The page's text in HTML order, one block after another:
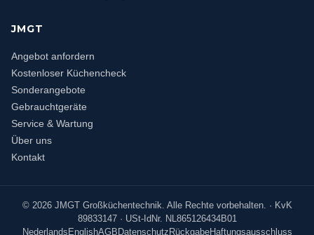
JMGT
Angebot anfordern
Kostenloser Küchencheck
Sonderangebote
Gebrauchtgeräte
Service & Wartung
Über uns
Kontakt
© 2026JMGT Großküchentechnik. Alle Rechte vorbehalten. · KvK
89833147 · USt-IdNr. NL865126434B01
Nederlands EnglishAGB Datenschutz RückgabeHaftungsausschluss